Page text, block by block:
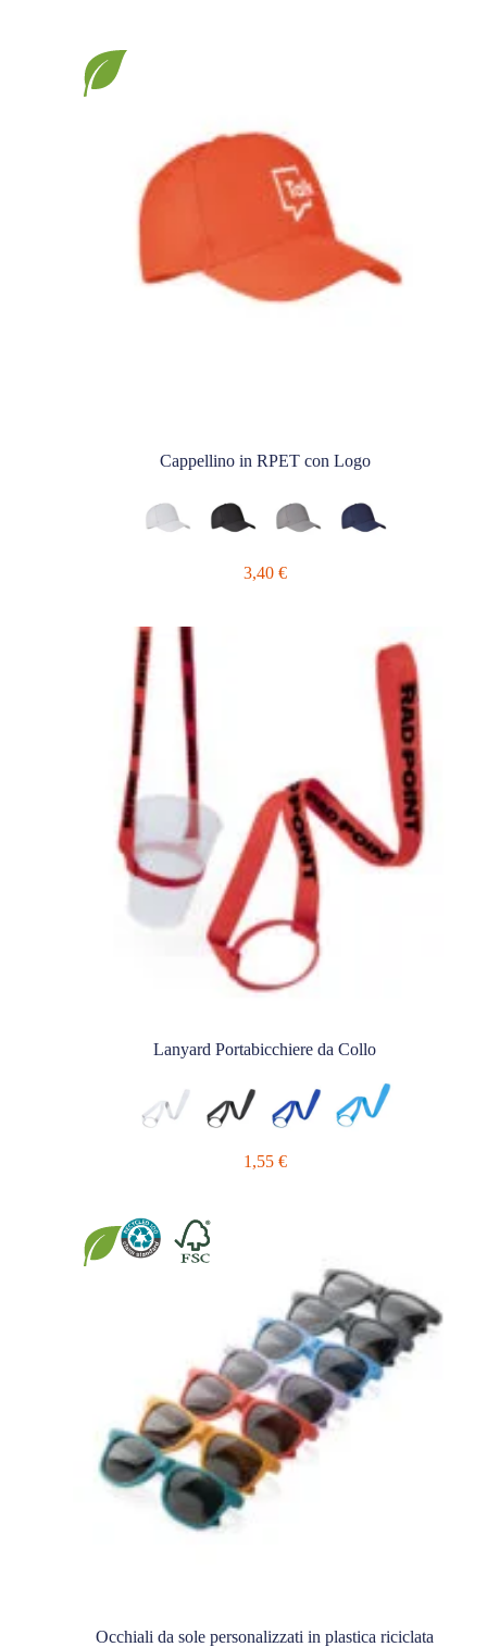
Cappellino in RPET con Logo
3,40 €
Lanyard Portabicchiere da Collo
1,55 €
Occhiali da sole personalizzati in plastica riciclata